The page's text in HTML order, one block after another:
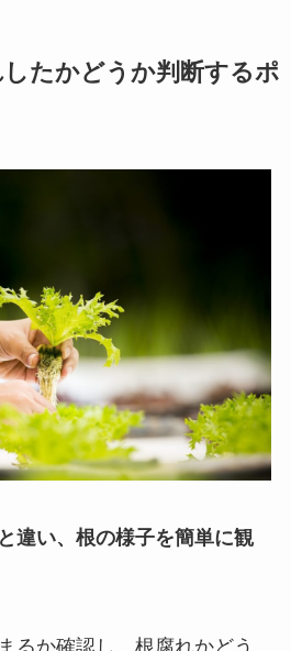
たかどうか判断するポ
違い、根の様子を簡単に観